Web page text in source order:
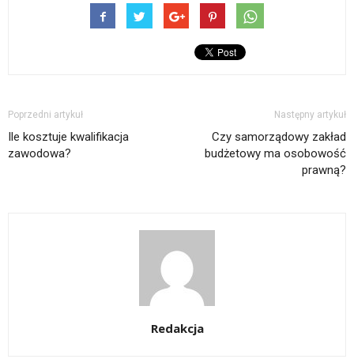
Poprzedni artykuł
Ile kosztuje kwalifikacja
zawodowa?
Następny artykuł
Czy samorządowy zakład
budżetowy ma osobowość
prawną?
Redakcja